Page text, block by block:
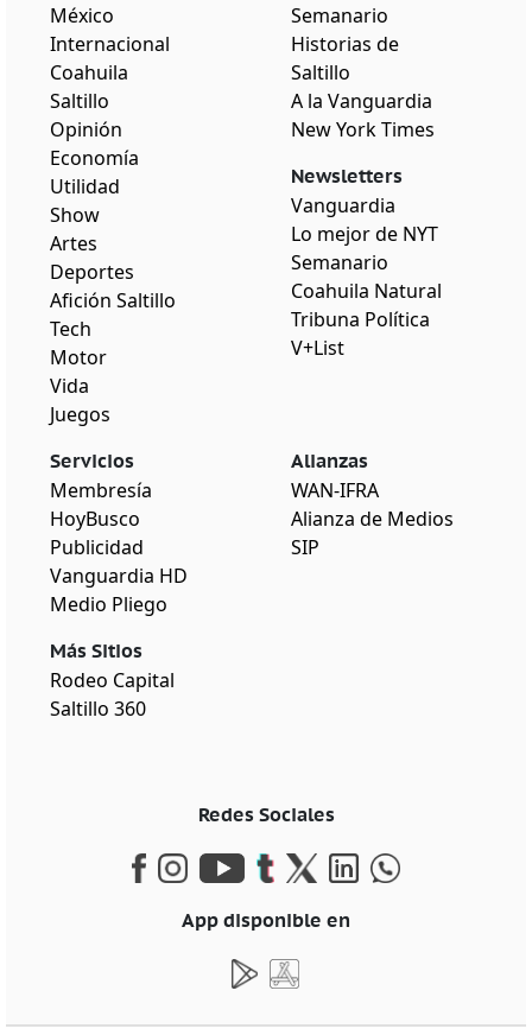
México
Internacional
Coahuila
Saltillo
Opinión
Economía
Utilidad
Show
Artes
Deportes
Afición Saltillo
Tech
Motor
Vida
Juegos
Semanario
Historias de
Saltillo
A la Vanguardia
New York Times
Newsletters
Vanguardia
Lo mejor de NYT
Semanario
Coahuila Natural
Tribuna Política
V+List
Servicios
Membresía
HoyBusco
Publicidad
Vanguardia HD
Medio Pliego
Más Sitios
Rodeo Capital
Saltillo 360
Alianzas
WAN-IFRA
Alianza de Medios
SIP
Redes Sociales
App disponible en